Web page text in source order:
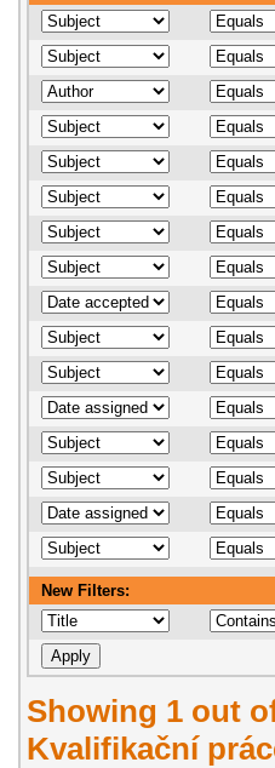
New Filters:
Showing 1 out
Kvalifikační